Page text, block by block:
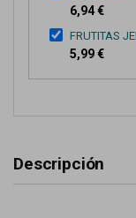
6,94 €
FRUTITAS
5,99 €
Descripción